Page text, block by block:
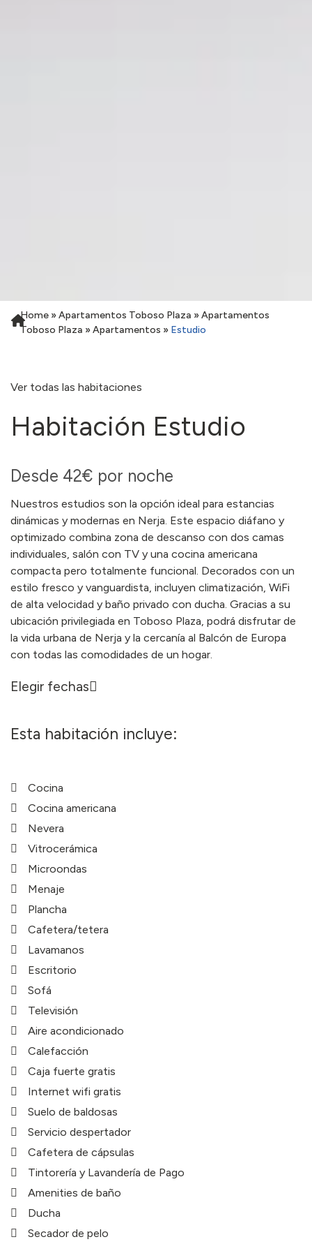
Home »Apartamentos Toboso Plaza »Apartamentos
Toboso Plaza »Apartamentos » Estudio
Ver todas las habitaciones
Habitación Estudio
Desde 42€ por noche
Nuestros estudios son la opción ideal para estancias
dinámicas y modernas en Nerja. Este espacio diáfano y
optimizado combina zona de descanso con dos camas
individuales, salón con TV y una cocina americana
compacta pero totalmente funcional. Decorados con un
estilo fresco y vanguardista, incluyen climatización, WiFi
de alta velocidad y baño privado con ducha. Gracias a su
ubicación privilegiada en Toboso Plaza, podrá disfrutar de
la vida urbana de Nerja y la cercanía al Balcón de Europa
con todas las comodidades de un hogar.
Elegir fechas
Esta habitación incluye:
Cocina
Cocina americana
Nevera
Vitrocerámica
Microondas
Menaje
Plancha
Cafetera/tetera
Lavamanos
Escritorio
Sofá
Televisión
Aire acondicionado
Calefacción
Caja fuerte gratis
Internet wifi gratis
Suelo de baldosas
Servicio despertador
Cafetera de cápsulas
Tintorería y Lavandería de Pago
Amenities de baño
Ducha
Secador de pelo